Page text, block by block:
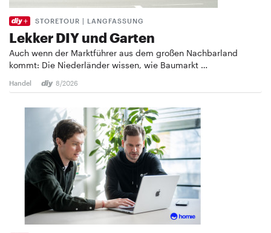
STORETOUR | LANGFASSUNG
Lekker DIY und Garten
Auch wenn der Marktführer aus dem großen Nachbarland
kommt: Die Niederländer wissen, wie Baumarkt …
Handel 8/2026